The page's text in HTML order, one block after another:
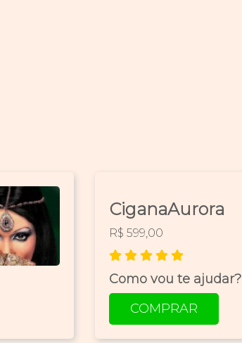
CiganaAurora
R$ 599,00
Como vou te ajudar?
COMPRAR